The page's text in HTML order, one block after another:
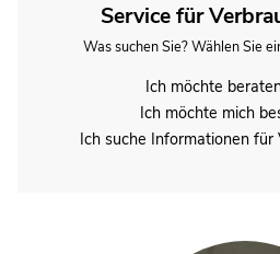
Service für
Was suchen Sie? Wählen Sie
Ich möchte
Ich möchte mich
Ich suche Informationen für